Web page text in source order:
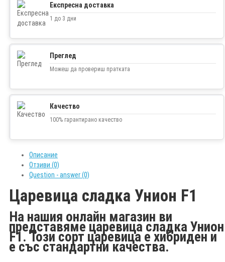
Експресна доставка
1 до 3 дни
Преглед
Можеш да провериш пратката
Качество
100% гарантирано качество
Описание
Отзиви (0)
Question - answer (0)
Царевица сладка Унион F1
На нашия онлайн магазин ви
представяме царевица сладка Унион
F1. Този сорт царевица е хибриден и
е със стандартни качества.